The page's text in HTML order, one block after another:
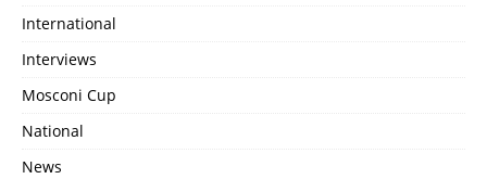
International
Interviews
Mosconi Cup
National
News